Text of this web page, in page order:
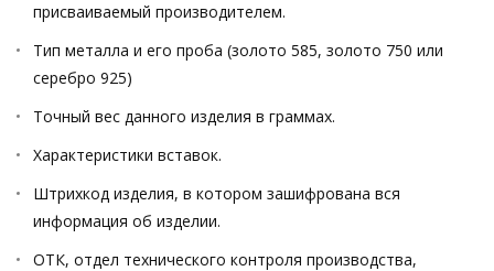
присваиваемый производителем.
Тип металла и его проба (золото 585, золото 750 или
серебро 925)
Точный вес данного изделия в граммах.
Характеристики вставок.
Штрихкод изделия, в котором зашифрована вся
информация об изделии.
ОТК, отдел технического контроля производства,